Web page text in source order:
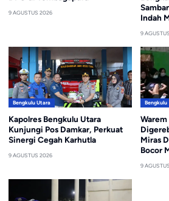
9 AGUSTUS 2026
Indah
9
Bengkulu Utara
Kapolres Bengkulu Utara
Kunjungi Pos Damkar, Perkuat
Sinergi Cegah Karhutla
9 AGUSTUS 2026
Bengkulu
Warem
Miras
Bocor
9